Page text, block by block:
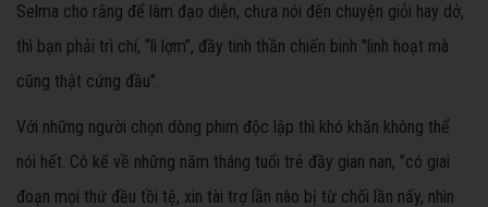
Selma cho rằng để làm đạo diễn, chưa nói đến chuyện giỏi hay dở,
thì bạn phải trì chí, “lì lợm”, đầy tinh thần chiến binh "linh hoạt mà
cũng thật cứng đầu".
Với những người chọn dòng phim độc lập thì khó khăn không thể
nói hết. Cô kể về những năm tháng tuổi trẻ đầy gian nan, "có giai
đoạn mọi thứ đều tồi tệ, xin tài trợ lần nào bị từ chối lần nấy, nhìn